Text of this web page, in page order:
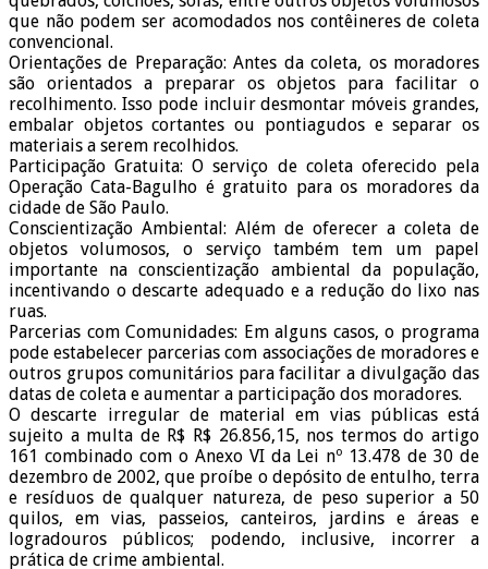
que não podem ser acomodados nos contêineres de coleta
convencional.
Orientações de Preparação: Antes da coleta, os moradores
são orientados a preparar os objetos para facilitar o
recolhimento. Isso pode incluir desmontar móveis grandes,
embalar objetos cortantes ou pontiagudos e separar os
materiais a serem recolhidos.
Participação Gratuita: O serviço de coleta oferecido pela
Operação Cata-Bagulho é gratuito para os moradores da
cidade de São Paulo.
Conscientização Ambiental: Além de oferecer a coleta de
objetos volumosos, o serviço também tem um papel
importante na conscientização ambiental da população,
incentivando o descarte adequado e a redução do lixo nas
ruas.
Parcerias com Comunidades: Em alguns casos, o programa
pode estabelecer parcerias com associações de moradores e
outros grupos comunitários para facilitar a divulgação das
datas de coleta e aumentar a participação dos moradores.
O descarte irregular de material em vias públicas está
sujeito a multa de R$ R$ 26.856,15, nos termos do artigo
161 combinado com o Anexo VI da Lei nº 13.478 de 30 de
dezembro de 2002, que proíbe o depósito de entulho, terra
e resíduos de qualquer natureza, de peso superior a 50
quilos, em vias, passeios, canteiros, jardins e áreas e
logradouros públicos; podendo, inclusive, incorrer a
prática de crime ambiental.